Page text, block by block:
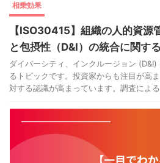
相乗効果
【ISO30415】組織の人的資源
と包摂性（D&I）の統合に関す
ダイバーシティ、インクルージョン
るトピックです。投資家からも注目が高
対する認識が高まっています。調査によ